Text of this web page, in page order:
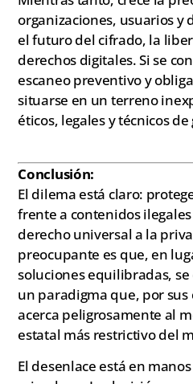
organizaciones, usuarios y
el futuro del cifrado, la
derechos digitales. Si se
escaneo preventivo y
situarse en un terreno
éticos, legales y técnicos
Conclusión:
El dilema está claro:
frente a contenidos
derecho universal a la
preocupante es que, en
soluciones equilibradas,
un paradigma que, por sus
acerca peligrosamente al
estatal más restrictivo del
El desenlace está en